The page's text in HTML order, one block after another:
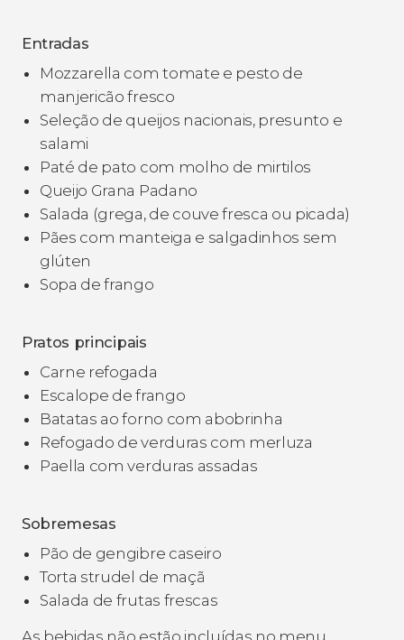
Entradas
Mozzarella com tomate e pesto de
manjericão fresco
Seleção de queijos nacionais, presunto e
salami
Paté de pato com molho de mirtilos
Queijo Grana Padano
Salada (grega, de couve fresca ou picada)
Pães com manteiga e salgadinhos sem
glúten
Sopa de frango
Pratos principais
Carne refogada
Escalope de frango
Batatas ao forno com abobrinha
Refogado de verduras com merluza
Paella com verduras assadas
Sobremesas
Pão de gengibre caseiro
Torta strudel de maçã
Salada de frutas frescas
As bebidas não estão incluídas no menu.